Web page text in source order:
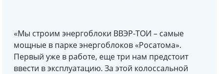
«Мы строим энергоблоки ВВЭР-ТОИ – самые
мощные в парке энергоблоков «Росатома».
Первый уже в работе, еще три нам предстоит
ввести в эксплуатацию. За этой колоссальной